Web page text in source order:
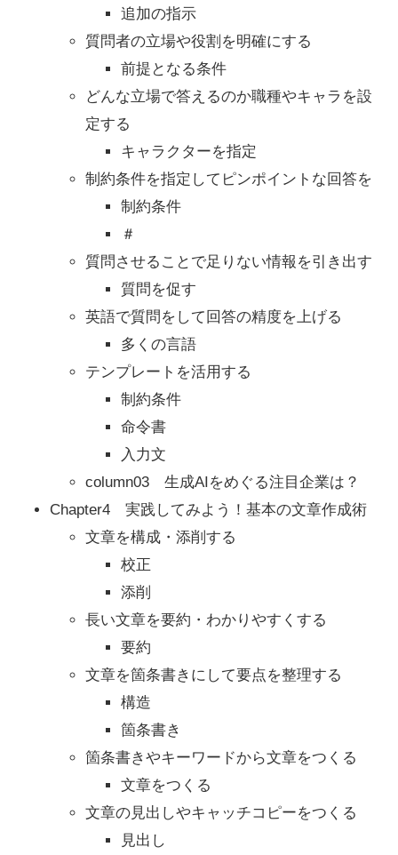
追加の指示
質問者の立場や役割を明確にする
前提となる条件
どんな立場で答えるのか職種やキャラを設
定する
キャラクターを指定
制約条件を指定してピンポイントな回答を
制約条件
＃
質問させることで足りない情報を引き出す
質問を促す
英語で質問をして回答の精度を上げる
多くの言語
テンプレートを活用する
制約条件
命令書
入力文
column03 生成AIをめぐる注目企業は？
Chapter4 実践してみよう！基本の文章作成術
文章を構成・添削する
校正
添削
長い文章を要約・わかりやすくする
要約
文章を箇条書きにして要点を整理する
構造
箇条書き
箇条書きやキーワードから文章をつくる
文章をつくる
文章の見出しやキャッチコピーをつくる
見出し